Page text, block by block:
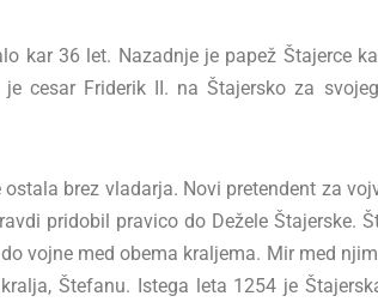
kar 36 let. Nazadnje je papež Štajerce
cesar Friderik II. na Štajersko za
brez vladarja. Novi pretendent za
pridobil pravico do Dežele Štajerske.
vojne med obema kraljema. Mir med
Štefanu. Istega leta 1254 je